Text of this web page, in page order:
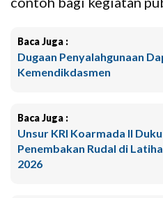
Baca Juga :
Dugaan Penyalahgunaan
Kemendikdasmen
Baca Juga :
Unsur KRI Koarmada II
Penembakan Rudal di
2026